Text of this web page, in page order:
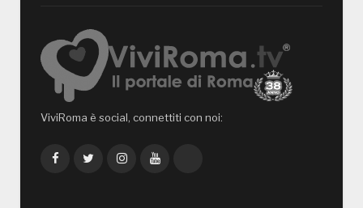
ViviRoma è social, connettiti con noi:
FacebookTwitterInstagramYouTube